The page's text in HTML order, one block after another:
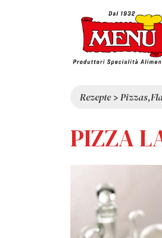
Rezepte>
PIZZA